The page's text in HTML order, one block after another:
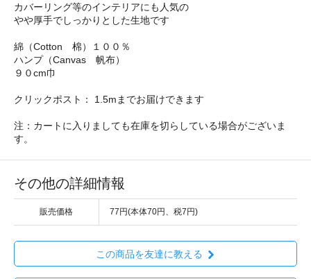
カバーリング等のインテリアにも人気の
やや厚手でしっかりとした生地です
綿（Cotton 棉）１００％
ハンプ（Canvas 帆布）
９０cm巾
クリックポスト： 1.5mまでお届けできます
注：カートに入りましても在庫を切らしている場合がございま
す。
その他の詳細情報
販売価格 77円(本体70円、税7円)
この商品を友達に教える